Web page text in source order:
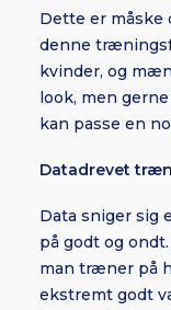
Dette er måske
denne
kvinder, og
look, men
kan passe en
Datadrevet
Data sniger sig
på godt og
man træner på
ekstremt godt